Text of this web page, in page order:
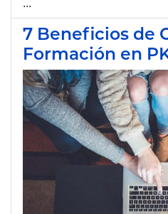
...
7 Beneficios de
Formación en